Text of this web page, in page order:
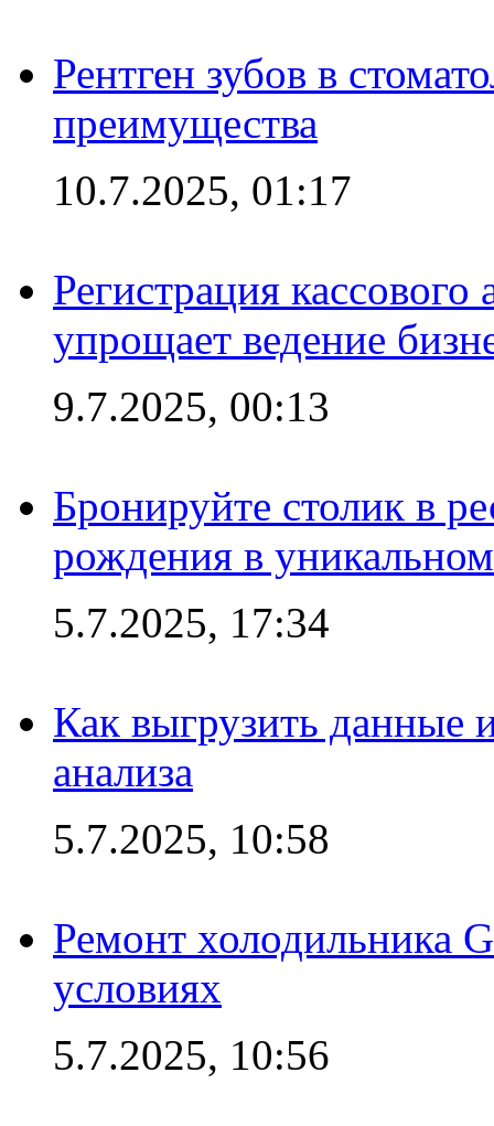
Рентген зубов в
преимущества
10.7.2025, 01:17
Регистрация
упрощает ведение
9.7.2025, 00:13
Бронируйте столик в
рождения в
5.7.2025, 17:34
Как выгрузить данные
анализа
5.7.2025, 10:58
Ремонт холодильника
условиях
5.7.2025, 10:56